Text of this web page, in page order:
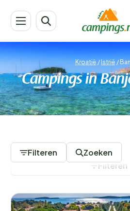
Kroatië / Istrië /
Campings in
Filteren Zoeken
Filteren